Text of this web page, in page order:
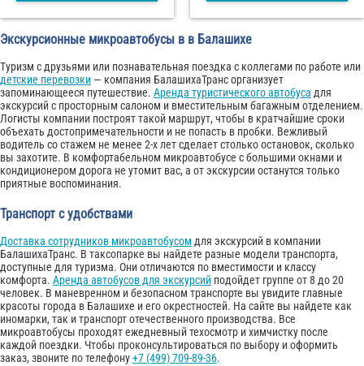
Экскурсионные микроавтобусы в в Балашихе
Туризм с друзьями или познавательная поездка с коллегами по работе или
детские перевозки — компания БалашихаТранс организует
запоминающееся путешествие. Аренда туристического автобуса для
экскурсий с просторным салоном и вместительным багажным отделением.
Логисты компании построят такой маршрут, чтобы в кратчайшие сроки
объехать достопримечательности и не попасть в пробки. Вежливый
водитель со стажем не менее 2-х лет сделает столько остановок, сколько
вы захотите. В комфортабельном микроавтобусе с большими окнами и
кондиционером дорога не утомит вас, а от экскурсии останутся только
приятные воспоминания.
Транспорт с удобствами
Доставка сотрудников микроавтобусом для экскурсий в компании
БалашихаТранс. В таксопарке вы найдете разные модели транспорта,
доступные для туризма. Они отличаются по вместимости и классу
комфорта. Аренда автобусов для экскурсий подойдет группе от 8 до 20
человек. В маневренном и безопасном транспорте вы увидите главные
красоты города в Балашихе и его окрестностей. На сайте вы найдете как
иномарки, так и транспорт отечественного производства. Все
микроавтобусы проходят ежедневный техосмотр и химчистку после
каждой поездки. Чтобы проконсультироваться по выбору и оформить
заказ, звоните по телефону+7 (499) 709-89-36.